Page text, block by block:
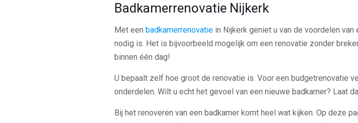
Badkamerrenovatie Nijkerk
Met een badkamerrenovatie in Nijkerk geniet u van de voordelen
nodig is. Het is bijvoorbeeld mogelijk om een renovatie zonder
binnen één dag!
U bepaalt zelf hoe groot de renovatie is. Voor een budgetrenovatie
onderdelen. Wilt u echt het gevoel van een nieuwe badkamer? Laat
Bij het renoveren van een badkamer komt heel wat kijken. Op deze